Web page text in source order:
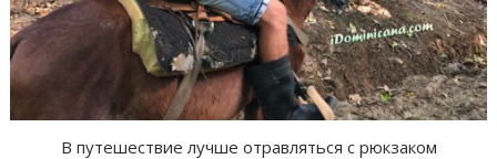
В путешествие лучше отравляться с рюкзаком